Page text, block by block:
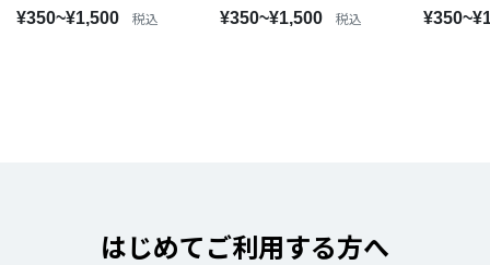
¥350~¥1,500 税込 ¥350~¥1,500 税込
はじめてご利用する方へ